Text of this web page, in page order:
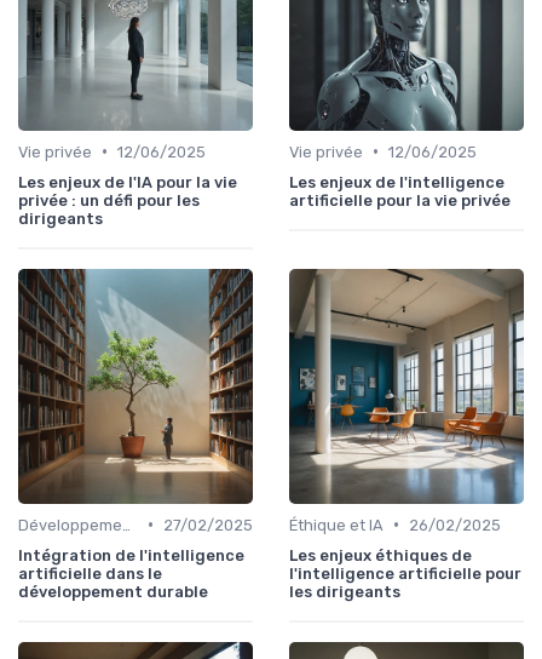
Vie privée • 12/06/2025
Les enjeux de l'IA pour la vie
privée : un défi pour les
dirigeants
Vie privée • 12/06/2025
Les enjeux de l'intelligence
artificielle pour la vie privée
•
27/02/2025
Intégration de l'intelligence
artificielle dans le
développement durable
Éthique et IA •
26/02/2025
Les enjeux éthiques de
l'intelligence artificielle pour
les dirigeants